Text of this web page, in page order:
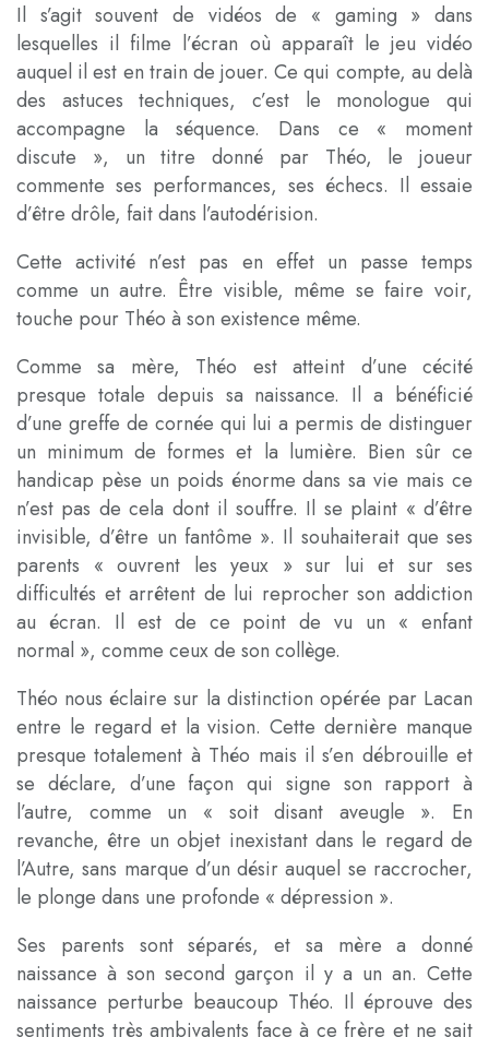
Il s’agit souvent de vidéos de « gaming » dans
lesquelles il filme l’écran où apparaît le jeu vidéo
auquel il est en train de jouer. Ce qui compte, au delà
des astuces techniques, c’est le monologue qui
accompagne la séquence. Dans ce « moment
discute », un titre donné par Théo, le joueur
commente ses performances, ses échecs. Il essaie
d’être drôle, fait dans l’autodérision.
Cette activité n’est pas en effet un passe temps
comme un autre. Être visible, même se faire voir,
touche pour Théo à son existence même.
Comme sa mère, Théo est atteint d’une cécité
presque totale depuis sa naissance. Il a bénéficié
d’une greffe de cornée qui lui a permis de distinguer
un minimum de formes et la lumière. Bien sûr ce
handicap pèse un poids énorme dans sa vie mais ce
n’est pas de cela dont il souffre. Il se plaint « d’être
invisible, d’être un fantôme ». Il souhaiterait que ses
parents « ouvrent les yeux » sur lui et sur ses
difficultés et arrêtent de lui reprocher son addiction
au écran. Il est de ce point de vu un « enfant
normal », comme ceux de son collège.
Théo nous éclaire sur la distinction opérée par Lacan
entre le regard et la vision. Cette dernière manque
presque totalement à Théo mais il s’en débrouille et
se déclare, d’une façon qui signe son rapport à
l’autre, comme un « soit disant aveugle ». En
revanche, être un objet inexistant dans le regard de
l’Autre, sans marque d’un désir auquel se raccrocher,
le plonge dans une profonde « dépression ».
Ses parents sont séparés, et sa mère a donné
naissance à son second garçon il y a un an. Cette
naissance perturbe beaucoup Théo. Il éprouve des
sentiments très ambivalents face à ce frère et ne sait